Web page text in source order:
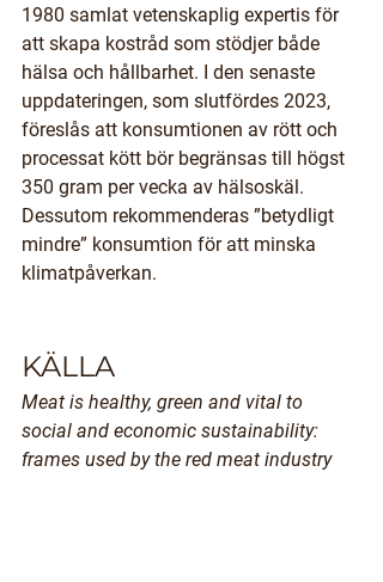
1980 samlat vetenskaplig expertis för
att skapa kostråd som stödjer både
hälsa och hållbarhet. I den senaste
uppdateringen, som slutfördes 2023,
föreslås att konsumtionen av rött och
processat kött bör begränsas till högst
350 gram per vecka av hälsoskäl.
Dessutom rekommenderas ”betydligt
mindre” konsumtion för att minska
klimatpåverkan.
KÄLLA
Meat is healthy, green and vital to
social and economic sustainability:
frames used by the red meat industry